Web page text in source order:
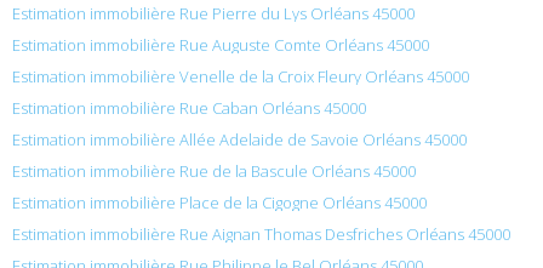
Estimation immobilière Rue Pierre du Lys Orléans 45000
Estimation immobilière Rue Auguste Comte Orléans 45000
Estimation immobilière Venelle de la Croix Fleury Orléans 45000
Estimation immobilière Rue Caban Orléans 45000
Estimation immobilière Allée Adelaide de Savoie Orléans 45000
Estimation immobilière Rue de la Bascule Orléans 45000
Estimation immobilière Place de la Cigogne Orléans 45000
Estimation immobilière Rue Aignan Thomas Desfriches Orléans 45000